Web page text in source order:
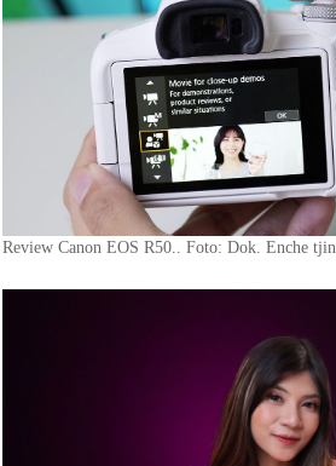
Review Canon EOS R50.. Foto: Dok. Enche tjin